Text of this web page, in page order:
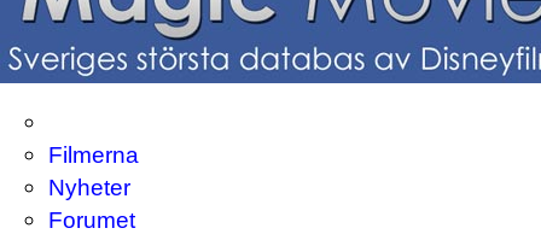
Filmerna
Nyheter
Forumet